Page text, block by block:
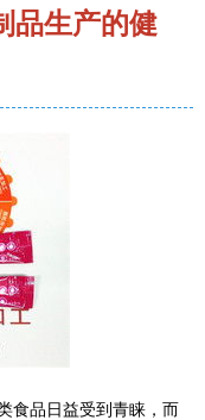
品生产的健
食品日益受到青睐，而